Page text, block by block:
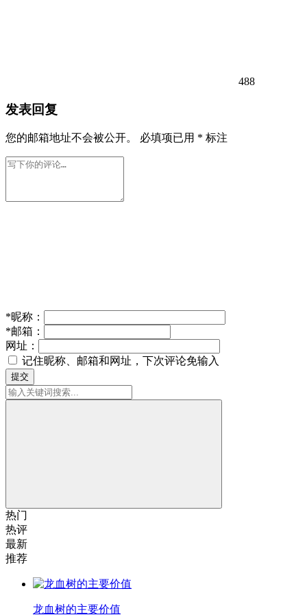
488
发表回复
您的邮箱地址不会被公开。 必填项已用 * 标注
*昵称：
*邮箱：
网址：
记住昵称、邮箱和网址，下次评论免输入
提交
热门
热评
最新
推荐
龙血树的主要价值